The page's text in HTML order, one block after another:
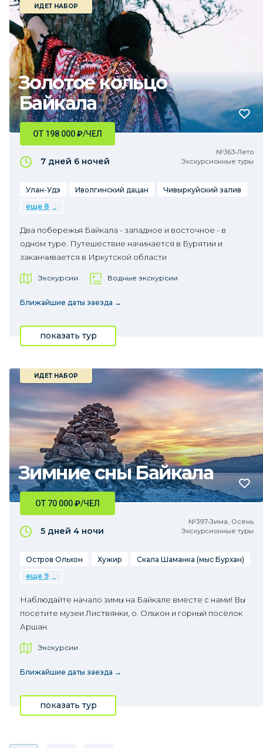
Золотое кольцо
Байкала
ИДЕТ НАБОР
№363•Лето
Экскурсионные туры
ОТ 198 000₽/ЧЕЛ
7 дней 6 ночей
Улан-Удэ Иволгинский дацан
Чивыркуйский залив
еще 8
Два побережья Байкала - западное и восточное - в
одном туре. Путешествие начинается в Бурятии и
заканчивается в Иркутской области
Экскурсии Водные экскурсии
Ближайшие даты заезда →
показать тур
Зимние сны Байкала
ИДЕТ НАБОР
№397•Зима, Осень
Экскурсионные туры
ОТ 70 000₽/ЧЕЛ
5 дней 4 ночи
Остров Ольхон Хужир
Скала Шаманка (мыс Бурхан)
еще 9
Наблюдайте начало зимы на Байкале вместе с нами! Вы
посетите музеи Листвянки, о. Ольхон и горный посёлок
Аршан.
Экскурсии
Ближайшие даты заезда →
показать тур